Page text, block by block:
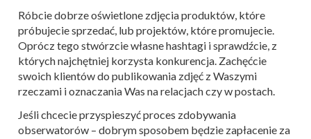
Róbcie dobrze oświetlone zdjęcia produktów, które
próbujecie sprzedać, lub projektów, które promujecie.
Oprócz tego stwórzcie własne hashtagi i sprawdźcie, z
których najchętniej korzysta konkurencja. Zachęćcie
swoich klientów do publikowania zdjęć z Waszymi
rzeczami i oznaczania Was na relacjach czy w postach.
Jeśli chcecie przyspieszyć proces zdobywania
obserwatorów – dobrym sposobem będzie zapłacenie za